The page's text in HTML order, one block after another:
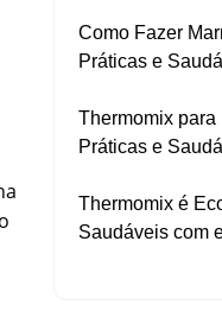
Como Fazer
Práticas e
Thermomix
Práticas e
Thermomix é
Saudáveis com